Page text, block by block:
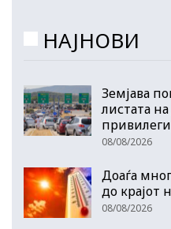
НАЈНОВИ
Земјава
листата
08/08/2026
Доаѓа
до крајот
08/08/2026